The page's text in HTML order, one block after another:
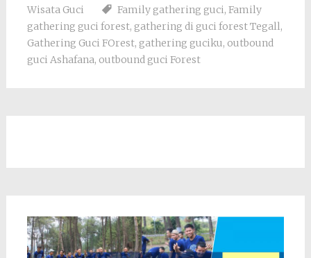
Wisata Guci
Family gathering guci, Family
gathering guci forest, gathering di guci forest Tegall,
Gathering Guci FOrest, gathering guciku, outbound
guci Ashafana, outbound guci Forest